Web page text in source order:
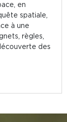
en
spatiale,
à une
règles,
des